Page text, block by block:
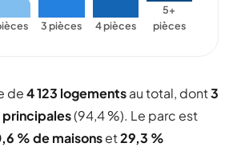
3 pièces 4 pièces
5+
pièces
de4 123 logementsau total, dont3
(94,4 %). Le parc est
% de maisonset29,3 %